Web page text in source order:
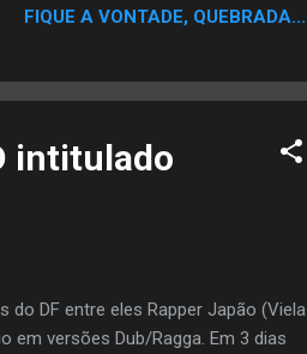
FIQUE A VONTADE, QUEBRADA...
intitulado
do DF entre eles Rapper Japão (Viela
em versões Dub/Ragga. Em 3 dias